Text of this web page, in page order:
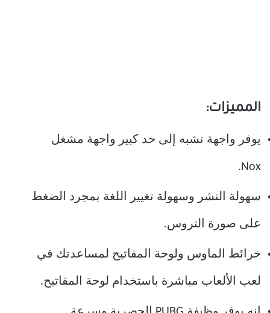
المميزات:
يوفر واجهة تشبه إلى حد كبير واجهة مشغل
Nox.
سهولة النشر وسهولة تغيير اللغة بمجرد الضغط
على صورة التروس.
خرائط الماوس ولوحة المفاتيح لمساعدتك في
لعب الألعاب مباشرة باستخدام لوحة المفاتيح.